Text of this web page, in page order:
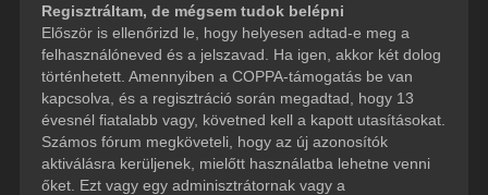
Regisztráltam, de mégsem tudok belépni
Először is ellenőrizd le, hogy helyesen adtad-e meg a
felhasználóneved és a jelszavad. Ha igen, akkor két dolog
történhetett. Amennyiben a COPPA-támogatás be van
kapcsolva, és a regisztráció során megadtad, hogy 13
évesnél fiatalabb vagy, követned kell a kapott utasításokat.
Számos fórum megköveteli, hogy az új azonosítók
aktiválásra kerüljenek, mielőtt használatba lehetne venni
őket. Ezt vagy egy adminisztrátornak vagy a